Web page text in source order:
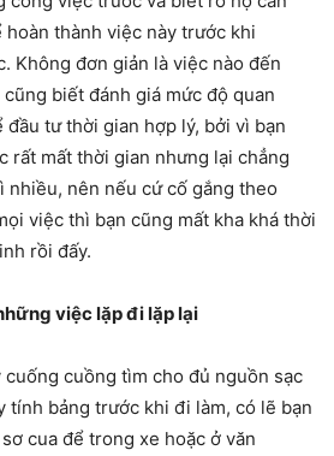
thành việc này trước khi
Không đơn giản là việc nào đến
biết đánh giá mức độ quan
tư thời gian hợp lý, bởi vì bạn
rất mất thời gian nhưng lại chẳng
nhiều, nên nếu cứ cố gắng theo
việc thì bạn cũng mất kha khá thời
rồi đấy.
việc lặp đi lặp lại
cuống cuồng tìm cho đủ nguồn sạc
tính bảng trước khi đi làm, có lẽ bạn
cua để trong xe hoặc ở văn